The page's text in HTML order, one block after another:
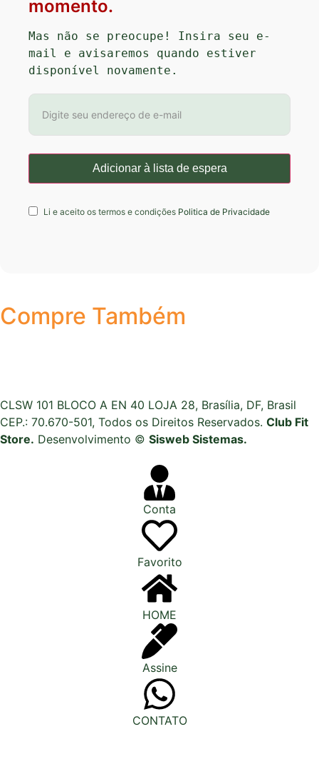
momento.
Mas não se preocupe! Insira seu e-
mail e avisaremos quando estiver
disponível novamente.
Li e aceito os termos e condições Politica de Privacidade
Compre Também
CLSW 101 BLOCO A EN 40 LOJA 28, Brasília, DF, Brasil
CEP.: 70.670-501, Todos os Direitos Reservados. Club Fit
Store. Desenvolvimento © Sisweb Sistemas.
Conta
Favorito
HOME
Assine
CONTATO